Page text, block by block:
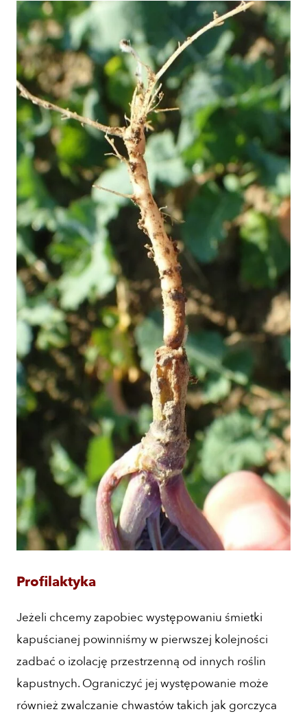
Profilaktyka
Jeżeli chcemy zapobiec występowaniu śmietki
kapuścianej powinniśmy w pierwszej kolejności
zadbać o izolację przestrzenną od innych roślin
kapustnych. Ograniczyć jej występowanie może
również zwalczanie chwastów takich jak gorczyca